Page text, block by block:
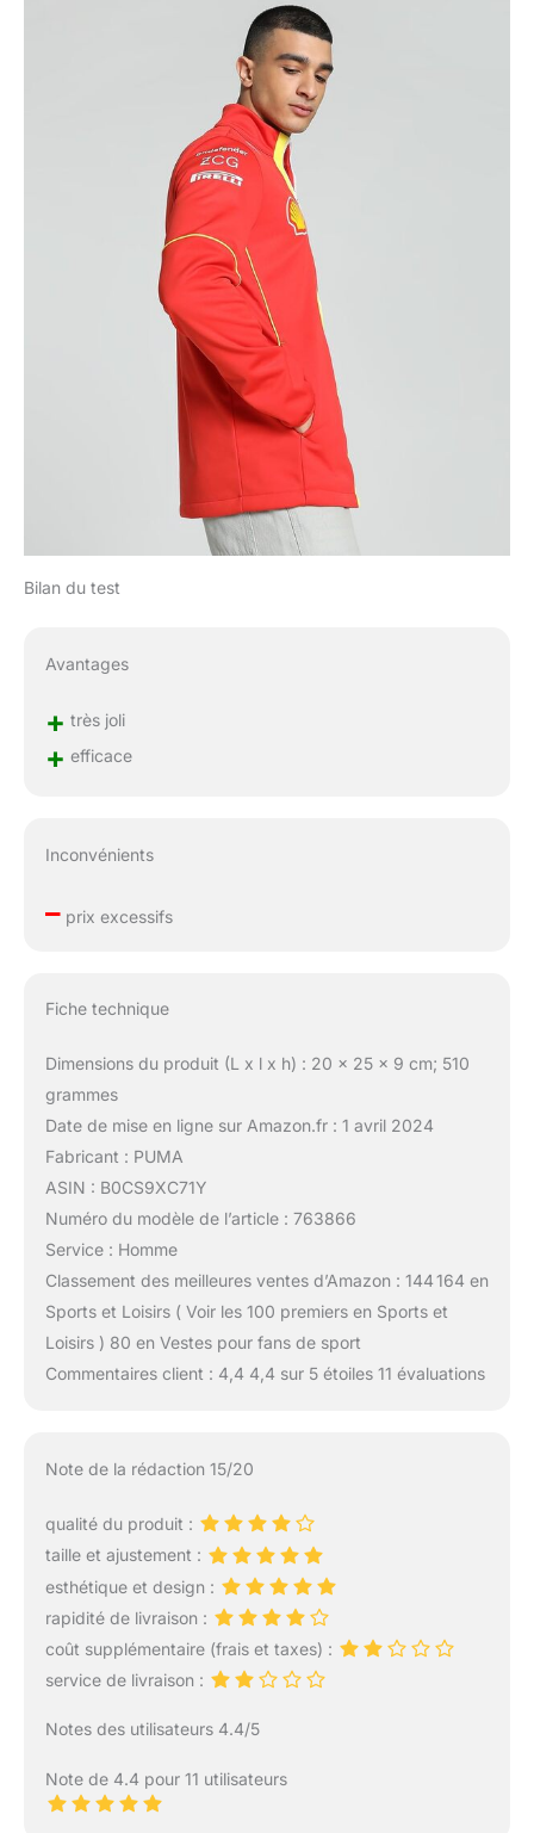
Bilan du test
Avantages
+ très joli
+ efficace
Inconvénients
–prix excessifs
Fiche technique
Dimensions du produit (L x l x h) : 20 x 25 x 9 cm; 510
grammes
Date de mise en ligne sur Amazon.fr : 1 avril 2024
Fabricant : PUMA
ASIN : B0CS9XC71Y
Numéro du modèle de l’article : 763866
Service : Homme
Classement des meilleures ventes d’Amazon : 144 164 en
Sports et Loisirs ( Voir les 100 premiers en Sports et
Loisirs ) 80 en Vestes pour fans de sport
Commentaires client : 4,4 4,4 sur 5 étoiles 11 évaluations
Note de la rédaction 15/20
qualité du produit :
taille et ajustement :
esthétique et design :
rapidité de livraison :
coût supplémentaire (frais et taxes) :
service de livraison :
Notes des utilisateurs 4.4/5
Note de 4.4 pour 11 utilisateurs